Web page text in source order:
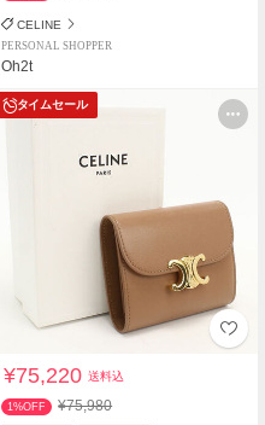
CELINE
PERSONAL SHOPPER
Oh2t
タイムセール
¥75,220送料込
1%OFF ¥75,980